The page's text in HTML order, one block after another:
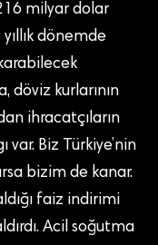
milyar dolar
dönemde
döviz kurlarının
ihracatçıların
var. Biz Türkiye’nin
bizim de kanar.
faiz indirimi
Acil soğutma